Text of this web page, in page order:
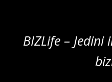
BIZLife –